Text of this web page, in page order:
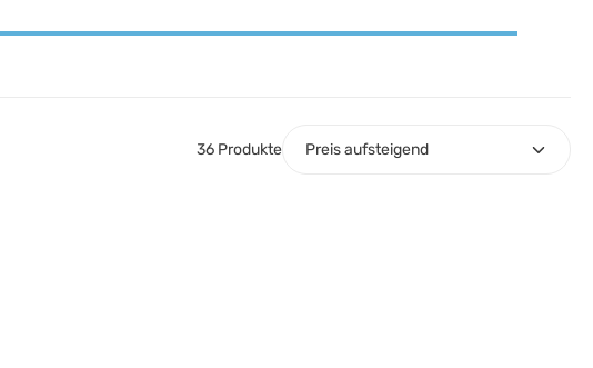
36 Produkte